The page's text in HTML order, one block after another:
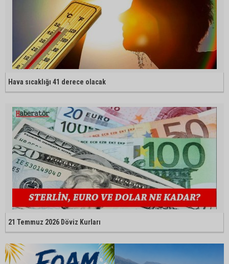
Hava sıcaklığı 41 derece olacak
21 Temmuz 2026 Döviz Kurları